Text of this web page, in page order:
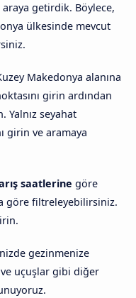
getirdik. Böylece,
ülkesinde mevcut
Makedonya alanına
girin ardından
Yalnız seyahat
girin ve aramaya
saatlerine göre
göre filtreleyebilirsiniz.
gezinmenize
ve uçuşlar gibi diğer